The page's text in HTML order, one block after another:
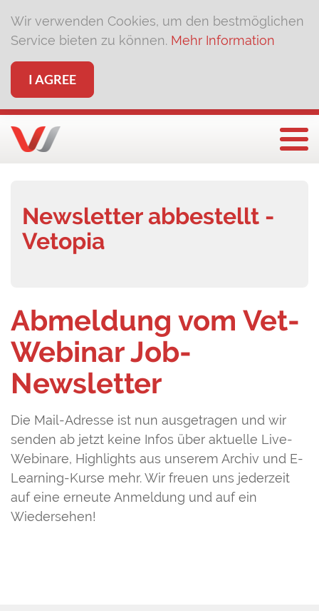
Wir verwenden Cookies, um den bestmöglichen
Service bieten zu können. Mehr Information
I AGREE
Newsletter abbestellt -
Vetopia
Abmeldung vom Vet-
Webinar Job-
Newsletter
Die Mail-Adresse ist nun ausgetragen und wir
senden ab jetzt keine Infos über aktuelle Live-
Webinare, Highlights aus unserem Archiv und E-
Learning-Kurse mehr. Wir freuen uns jederzeit
auf eine erneute Anmeldung und auf ein
Wiedersehen!